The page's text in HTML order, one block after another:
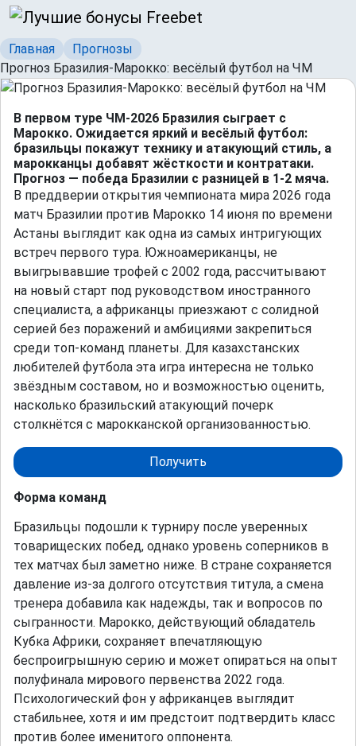
Главная
Прогнозы
Прогноз Бразилия-Марокко: весёлый футбол на ЧМ
В первом туре ЧМ-2026 Бразилия сыграет с
Марокко. Ожидается яркий и весёлый футбол:
бразильцы покажут технику и атакующий стиль, а
марокканцы добавят жёсткости и контратаки.
Прогноз — победа Бразилии с разницей в 1-2 мяча.
В преддверии открытия чемпионата мира 2026 года
матч Бразилии против Марокко 14 июня по времени
Астаны выглядит как одна из самых интригующих
встреч первого тура. Южноамериканцы, не
выигрывавшие трофей с 2002 года, рассчитывают
на новый старт под руководством иностранного
специалиста, а африканцы приезжают с солидной
серией без поражений и амбициями закрепиться
среди топ-команд планеты. Для казахстанских
любителей футбола эта игра интересна не только
звёздным составом, но и возможностью оценить,
насколько бразильский атакующий почерк
столкнётся с марокканской организованностью.
Получить
Форма команд
Бразильцы подошли к турниру после уверенных
товарищеских побед, однако уровень соперников в
тех матчах был заметно ниже. В стране сохраняется
давление из-за долгого отсутствия титула, а смена
тренера добавила как надежды, так и вопросов по
сыгранности. Марокко, действующий обладатель
Кубка Африки, сохраняет впечатляющую
беспроигрышную серию и может опираться на опыт
полуфинала мирового первенства 2022 года.
Психологический фон у африканцев выглядит
стабильнее, хотя и им предстоит подтвердить класс
против более именитого оппонента.